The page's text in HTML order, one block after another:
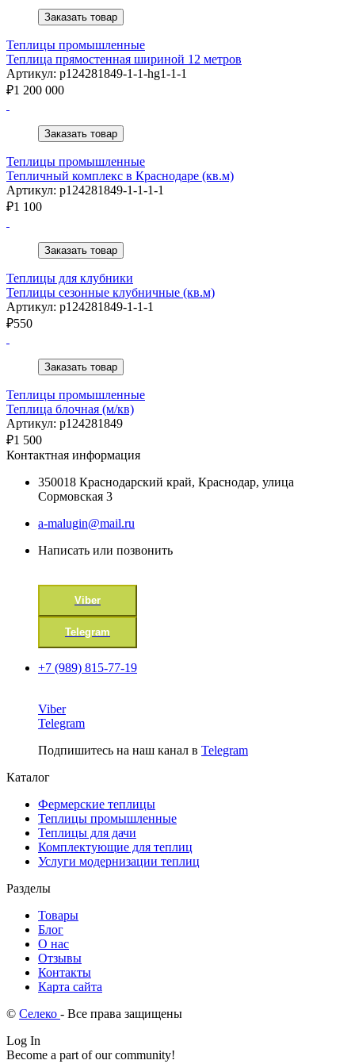
Заказать товар
Теплицы промышленные
Теплица прямостенная шириной 12 метров
Артикул: p124281849-1-1-hg1-1-1
₽1 200 000
Заказать товар
Теплицы промышленные
Тепличный комплекс в Краснодаре (кв.м)
Артикул: p124281849-1-1-1-1
₽1 100
Заказать товар
Теплицы для клубники
Теплицы сезонные клубничные (кв.м)
Артикул: p124281849-1-1-1
₽550
Заказать товар
Теплицы промышленные
Теплица блочная (м/кв)
Артикул: p124281849
₽1 500
Контактная информация
350018 Краснодарский край, Краснодар, улица
Сормовская 3
a-malugin@mail.ru
Написать или позвонить
Viber
Telegram
+7 (989) 815-77-19
Viber
Telegram
Подпишитесь на наш канал в Telegram
Каталог
Фермерские теплицы
Теплицы промышленные
Теплицы для дачи
Комплектующие для теплиц
Услуги модернизации теплиц
Разделы
Товары
Блог
О нас
Отзывы
Контакты
Карта сайта
© Селеко - Все права защищены
Log In
Become a part of our community!